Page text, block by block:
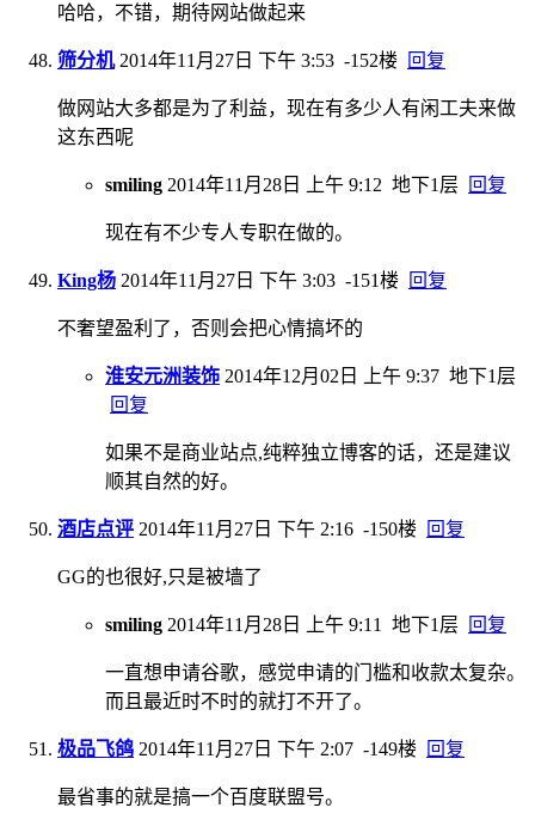
哈哈，不错，期待网站做起来
筛分机 2014年11月27日 下午 3:53 -152楼 回复
做网站大多都是为了利益，现在有多少人有闲工夫来做
这东西呢
smiling 2014年11月28日 上午 9:12 地下1层 回复
现在有不少专人专职在做的。
King杨 2014年11月27日 下午 3:03 -151楼 回复
不奢望盈利了，否则会把心情搞坏的
淮安元洲装饰 2014年12月02日 上午 9:37 地下1层
回复
如果不是商业站点,纯粹独立博客的话，还是建议
顺其自然的好。
酒店点评 2014年11月27日 下午 2:16 -150楼 回复
GG的也很好,只是被墙了
smiling 2014年11月28日 上午 9:11 地下1层 回复
一直想申请谷歌，感觉申请的门槛和收款太复杂。
而且最近时不时的就打不开了。
极品飞鸽 2014年11月27日 下午 2:07 -149楼 回复
最省事的就是搞一个百度联盟号。